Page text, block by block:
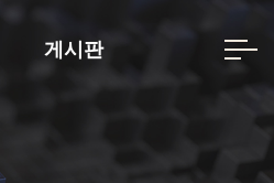
게시판